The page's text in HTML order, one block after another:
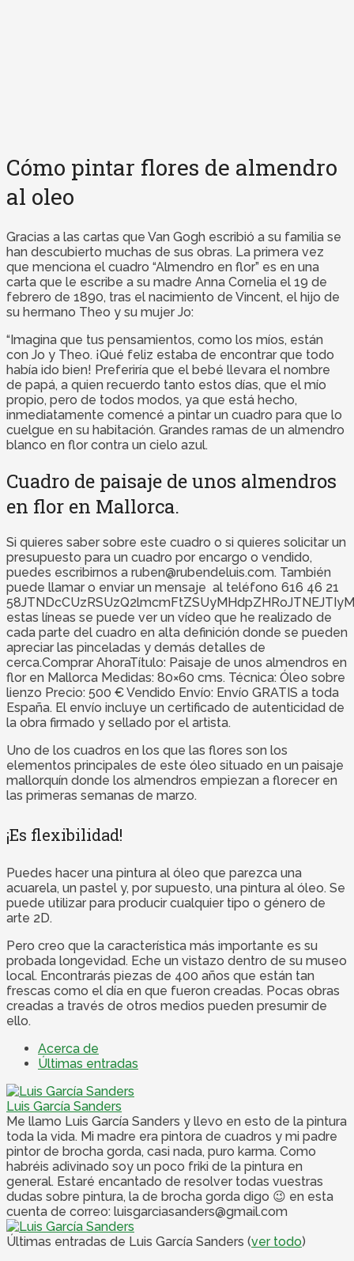
Cómo pintar flores de almendro
al oleo
Gracias a las cartas que Van Gogh escribió a su familia se
han descubierto muchas de sus obras. La primera vez
que menciona el cuadro “Almendro en flor” es en una
carta que le escribe a su madre Anna Cornelia el 19 de
febrero de 1890, tras el nacimiento de Vincent, el hijo de
su hermano Theo y su mujer Jo:
“Imagina que tus pensamientos, como los míos, están
con Jo y Theo. ¡Qué feliz estaba de encontrar que todo
había ido bien! Preferiría que el bebé llevara el nombre
de papá, a quien recuerdo tanto estos días, que el mío
propio, pero de todos modos, ya que está hecho,
inmediatamente comencé a pintar un cuadro para que lo
cuelgue en su habitación. Grandes ramas de un almendro
blanco en flor contra un cielo azul.
Cuadro de paisaje de unos almendros
en flor en Mallorca.
Si quieres saber sobre este cuadro o si quieres solicitar un
presupuesto para un cuadro por encargo o vendido,
puedes escribirnos a ruben@rubendeluis.com. También
puede llamar o enviar un mensaje al teléfono 616 46 21
estas líneas se puede ver un vídeo que he realizado de
cada parte del cuadro en alta definición donde se pueden
apreciar las pinceladas y demás detalles de
cerca.Comprar AhoraTítulo: Paisaje de unos almendros en
flor en Mallorca Medidas: 80×60 cms. Técnica: Óleo sobre
lienzo Precio: 500 € Vendido Envío: Envío GRATIS a toda
España. El envío incluye un certificado de autenticidad de
la obra firmado y sellado por el artista.
Uno de los cuadros en los que las flores son los
elementos principales de este óleo situado en un paisaje
mallorquín donde los almendros empiezan a florecer en
las primeras semanas de marzo.
¡Es flexibilidad!
Puedes hacer una pintura al óleo que parezca una
acuarela, un pastel y, por supuesto, una pintura al óleo. Se
puede utilizar para producir cualquier tipo o género de
arte 2D.
Pero creo que la característica más importante es su
probada longevidad. Eche un vistazo dentro de su museo
local. Encontrarás piezas de 400 años que están tan
frescas como el día en que fueron creadas. Pocas obras
creadas a través de otros medios pueden presumir de
ello.
Acerca de
Últimas entradas
Luis García Sanders
Me llamo Luis García Sanders y llevo en esto de la pintura
toda la vida. Mi madre era pintora de cuadros y mi padre
pintor de brocha gorda, casi nada, puro karma. Como
habréis adivinado soy un poco friki de la pintura en
general. Estaré encantado de resolver todas vuestras
dudas sobre pintura, la de brocha gorda digo 😉 en esta
cuenta de correo: luisgarciasanders@gmail.com
Últimas entradas de Luis García Sanders (ver todo)